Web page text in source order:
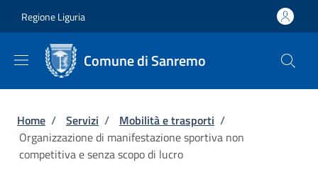
Regione Liguria
Comune di Sanremo
Briciole di pane
Home / Servizi / Mobilità e trasporti /
Organizzazione di manifestazione sportiva non
competitiva e senza scopo di lucro